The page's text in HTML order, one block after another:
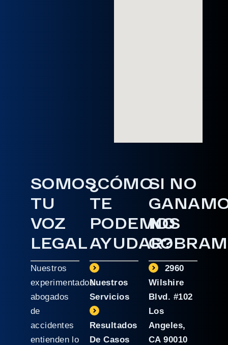
SOMOS
TU
VOZ
LEGAL
Nuestros
experimentados
abogados
de
accidentes
entienden lo
¿CÓMO
TE
PODEMOS
AYUDAR?
Nuestros
Servicios
Resultados
De Casos
SI NO
NO
2960
Wilshire
Blvd. #102
Los
Angeles,
CA 90010